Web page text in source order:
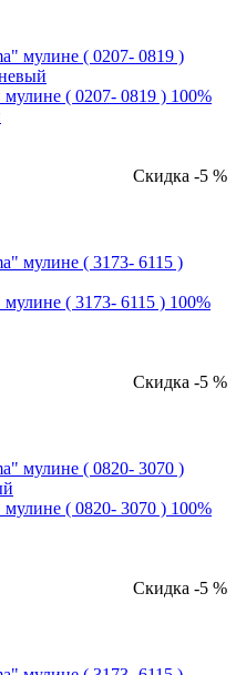
( 0207- 0819 ) 100%
Скидка -5 %
( 3173- 6115 ) 100%
Скидка -5 %
( 0820- 3070 ) 100%
Скидка -5 %